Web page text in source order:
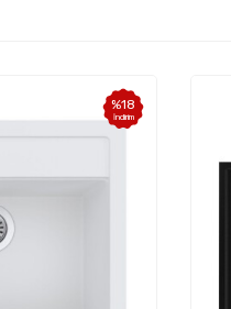
%18
İndirim